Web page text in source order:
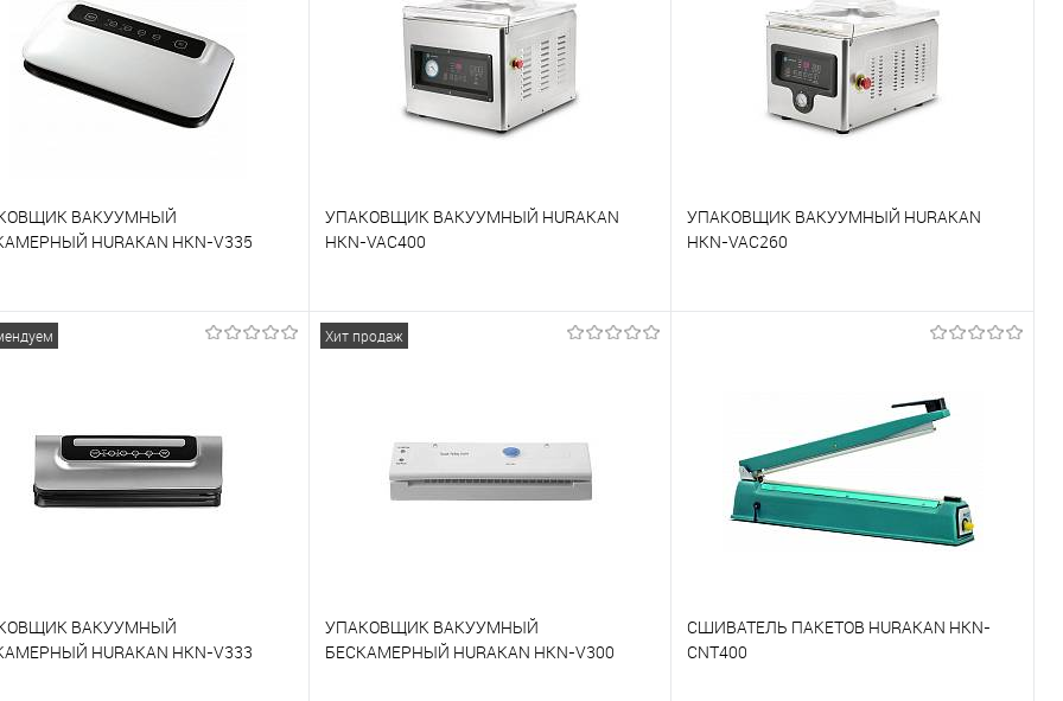
ВАКУУМНЫЙ
HURAKAN HKN-V335
УПАКОВЩИК ВАКУУМНЫЙ HURAKAN
HKN-VAC400
К сравнению
УПАКОВЩИК ВАКУУМНЫЙ HURAKAN
HKN-VAC260
ВАКУУМНЫЙ
HURAKAN HKN-V333
Хит продаж
УПАКОВЩИК ВАКУУМНЫЙ
БЕСКАМЕРНЫЙ HURAKAN HKN-V300
СШИВАТЕЛЬ ПАКЕТОВ HURAKAN HKN-
CNT400